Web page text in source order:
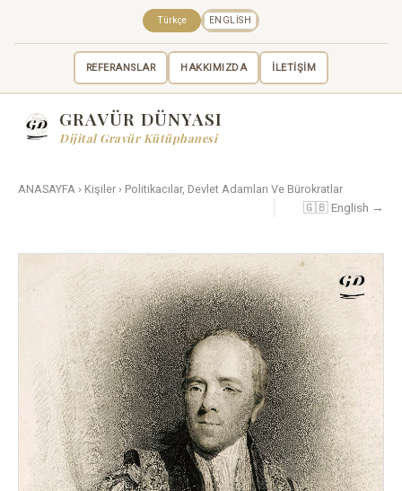
REFERANSLAR HAKKIMIZDA İLETİŞİM
Türkçe ENGLISH
GRAVÜR DÜNYASI
Dijital Gravür Kütüphanesi
ANASAYFA › Kişiler › Politikacılar, Devlet Adamları Ve Bürokratlar
🇬🇧 English →